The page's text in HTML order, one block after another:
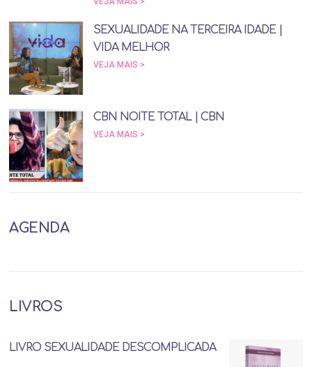
SEXUALIDADE NA TERCEIRA IDADE |
VIDA MELHOR
VEJA MAIS >
CBN NOITE TOTAL | CBN
VEJA MAIS >
AGENDA
LIVROS
LIVRO SEXUALIDADE DESCOMPLICADA